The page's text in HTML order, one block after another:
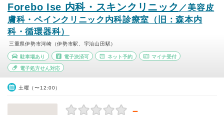
Forebo Ise 内科・スキンクリニック ／美容皮
膚科・ペインクリニック内科診療室 （旧：森本内
科・循環器科）
三重県伊勢市河崎（伊勢市駅、宇治山田駅）
駐車場あり 電子決済可 ネット予約 マイナ受付
電子処方せん対応
土曜（〜12:00）
－